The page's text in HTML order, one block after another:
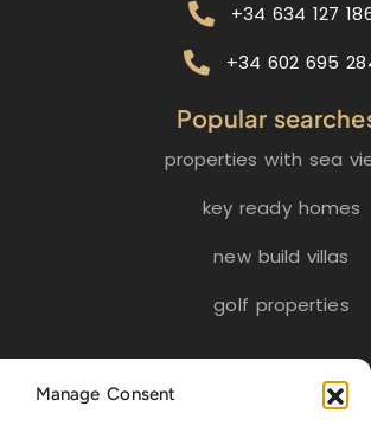
Manage Consent
+34 634 127
+34 602 695
Popular
properties with sea
key ready homes
new build villas
golf properties
ES NL